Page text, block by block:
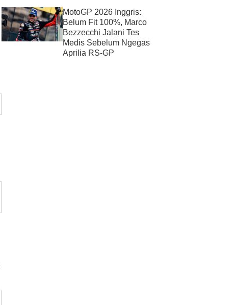
MotoGP 2026 Inggris:
Belum Fit 100%, Marco
Bezzecchi Jalani Tes
Medis Sebelum Ngegas
Aprilia RS-GP